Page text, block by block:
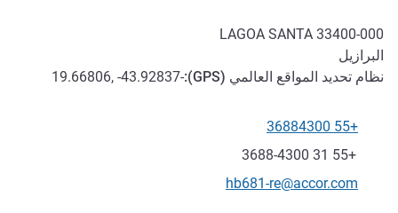
33400-000
LAGOA SANTA
البرازيل
نظام تحديد المواقع العالمي (GPS
):
-19.66806, -43.92837
الهاتف
+55 36884300
فاكس
+55 31 3688-4300
تواصل معنا عبر البريد الإلكتروني
hb681-re@accor.com